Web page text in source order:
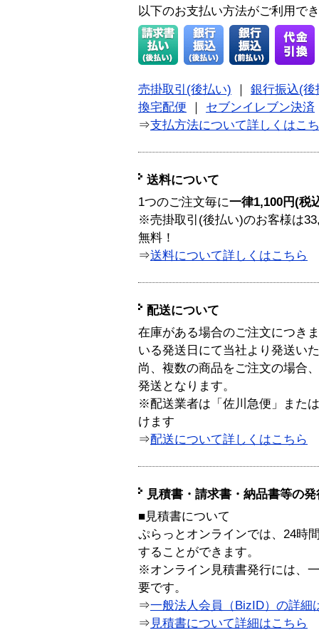
以下のお支払い方法がご利用で
売掛取引(後払い)
銀行振込(後
換宅配便
セブンイレブン決済
⇒支払方法について詳しくはこ
送料について
1つのご注文毎に一律1,100円(税
※売掛取引(後払い)のお客様は
無料！
⇒送料について詳しくはこちら
配送について
在庫がある場合のご注文につき
いる発送日にて当社より発送い
尚、複数の商品をご注文の場合
発送となります。
※配送業者は「佐川急便」また
けます
⇒配送について詳しくはこちら
見積書・請求書・納品書等の
■見積書について
ぷらっとオンラインでは、24時
することができます。
※オンライン見積書発行には、
要です。
⇒一般法人会員（BizID）の詳細
⇒ 見積書について詳細はこちら